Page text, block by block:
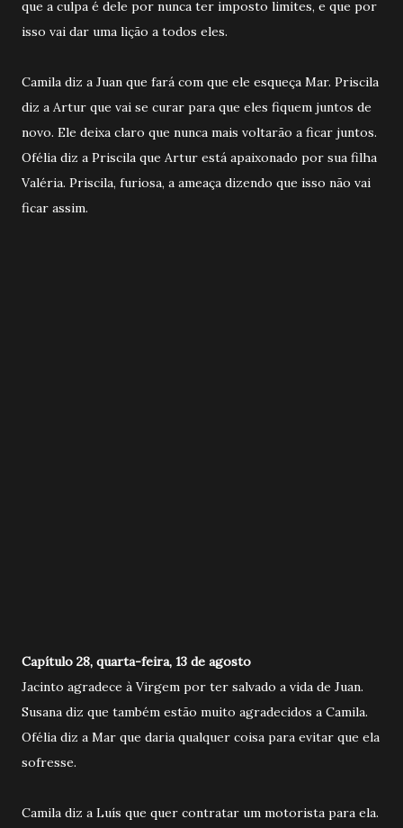
que a culpa é dele por nunca ter imposto limites, e que por
isso vai dar uma lição a todos eles.
Camila diz a Juan que fará com que ele esqueça Mar. Priscila
diz a Artur que vai se curar para que eles fiquem juntos de
novo. Ele deixa claro que nunca mais voltarão a ficar juntos.
Ofélia diz a Priscila que Artur está apaixonado por sua filha
Valéria. Priscila, furiosa, a ameaça dizendo que isso não vai
ficar assim.
Capítulo 28, quarta-feira, 13 de agosto
Jacinto agradece à Virgem por ter salvado a vida de Juan.
Susana diz que também estão muito agradecidos a Camila.
Ofélia diz a Mar que daria qualquer coisa para evitar que ela
sofresse.
Camila diz a Luís que quer contratar um motorista para ela.